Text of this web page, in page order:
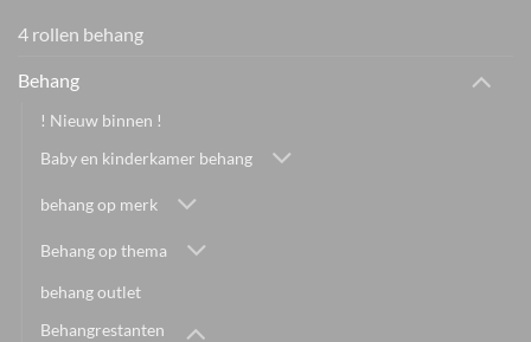
4 rollen behang
Behang
! Nieuw binnen !
Baby en kinderkamer behang
behang op merk
Behang op thema
behang outlet
Behangrestanten